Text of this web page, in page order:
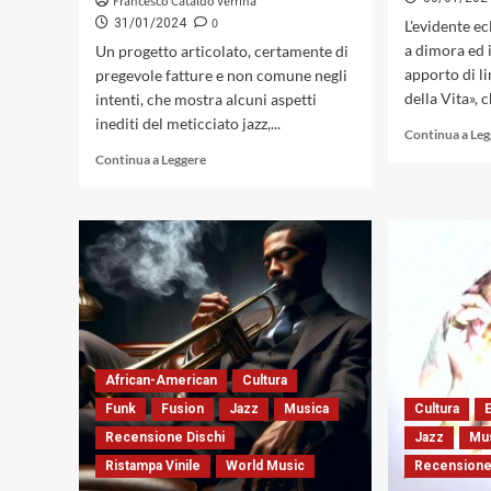
31/01/2024
0
Un progetto articolato, certamente di
pregevole fatture e non comune negli
intenti, che mostra alcuni aspetti
inediti del meticciato jazz,...
Continua a LeggereLeggi
su
Asincroni,
Vol.1
e
Vol.2»
del
Choice
Quartet:
Sicilia
come
polo
L'evidente
a dimora ed
apporto di
della Vita»,
Continua a
African-American
Cultura
Funk
Fusion Jazz
Musica
Recensione Dischi
Ristampa Vinile
World Music
Cultura
Jazz